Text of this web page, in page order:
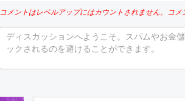
コメントはレベルアップにはカウントされません。コ
ディスカッションへようこそ。スパムやお金
ックされるのを避けることができます。